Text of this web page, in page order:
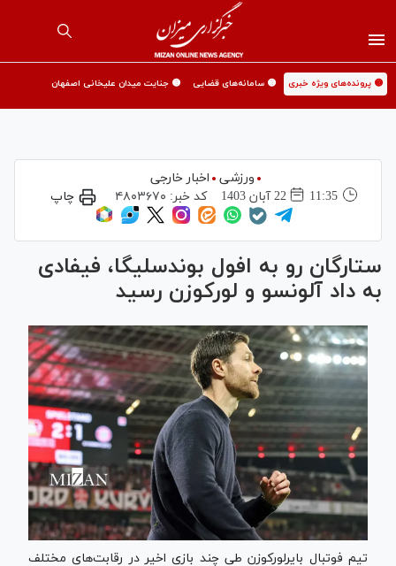
🟡 پرونده‌های ویژه خبری 🟡 سامانه‌های قضایی 🟡 جنایت میدان علیخانی اصفهان
ورزشی
اخبار خارجی
11:35
22 آبان 1403 کد خبر: ۴۸۰۳۶۷۰ چاپ
ستارگان رو به افول بوندسلیگا، فیفادی
به داد آلونسو و لورکوزن رسید
تیم فوتبال بایرلورکوزن طی چند بازی اخیر در رقابت‌های مختلف